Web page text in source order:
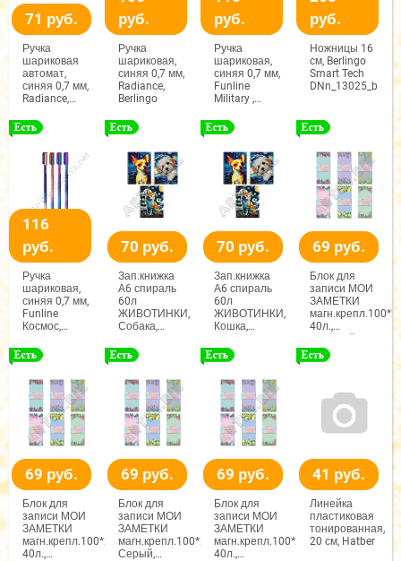
71 руб.
Ручка
шариковая
автомат,
синяя 0,7 мм,
Radiance,
руб.
Ручка
шариковая,
синяя 0,7 мм,
Radiance,
Berlingo
руб.
Ручка
шариковая,
синяя 0,7 мм,
Funline
Military ,
руб.
Ножницы 16
см, Berlingo
Smart Tech
DNn_13025_b
116
руб.
Ручка
шариковая,
синяя 0,7 мм,
Funline
Космос,
70 руб.
Зап.книжка
А6 спираль
60л
ЖИВОТИНКИ,
Собака,
арт.15531/3
70 руб.
Зап.книжка
А6 спираль
60л
ЖИВОТИНКИ,
Кошка,
арт.15531/3
69 руб.
Блок для
записи МОИ
ЗАМЕТКИ
40л.,
арт.59035
69 руб.
Блок для
записи МОИ
ЗАМЕТКИ
магн.крепл.100*235мм
40л.,
69 руб.
Блок для
записи МОИ
ЗАМЕТКИ
магн.крепл.100*235мм40л.,
Серый,
69 руб.
Блок для
записи МОИ
ЗАМЕТКИ
магн.крепл.100*235мм
40л.,
41 руб.
Линейка
пластиковая
тонированная,
20 см, Hatber